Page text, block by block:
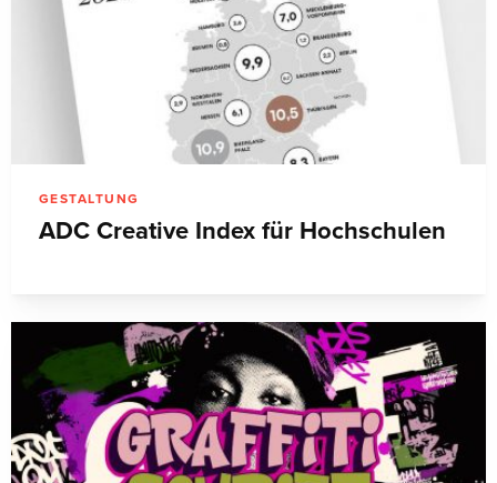
GESTALTUNG
ADC Creative Index für Hochschulen